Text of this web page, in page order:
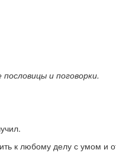
и поговорки.
к любому делу с умом и